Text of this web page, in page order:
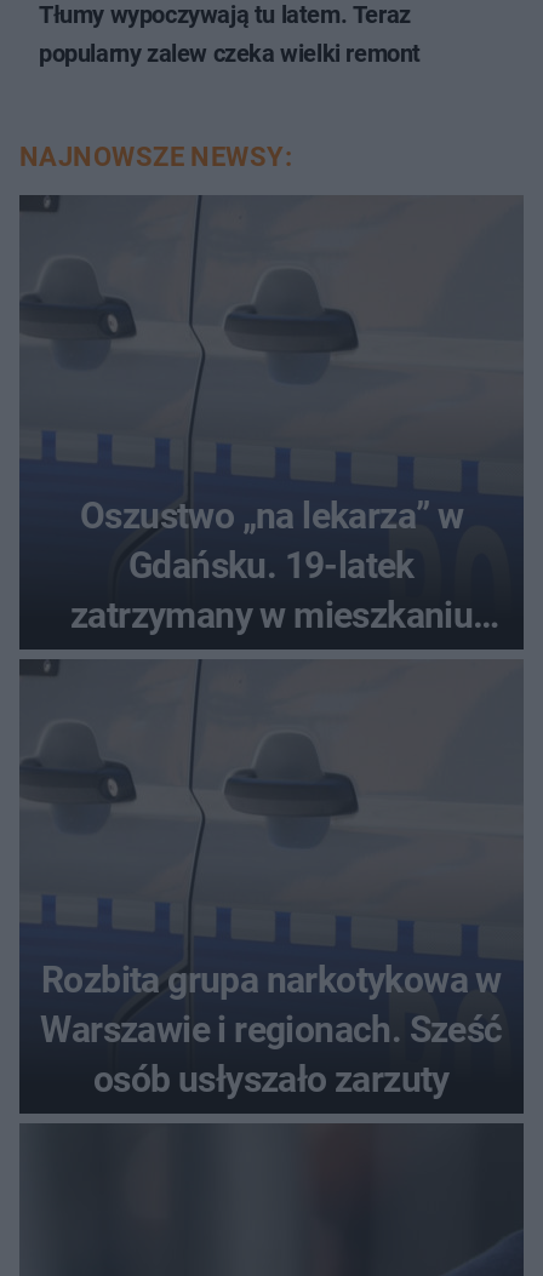
Tłumy wypoczywają tu latem. Teraz
popularny zalew czeka wielki remont
NAJNOWSZE NEWSY:
Oszustwo „na lekarza” w
Gdańsku. 19-latek
zatrzymany w mieszkaniu
seniora
Rozbita grupa narkotykowa w
Warszawie i regionach. Sześć
osób usłyszało zarzuty